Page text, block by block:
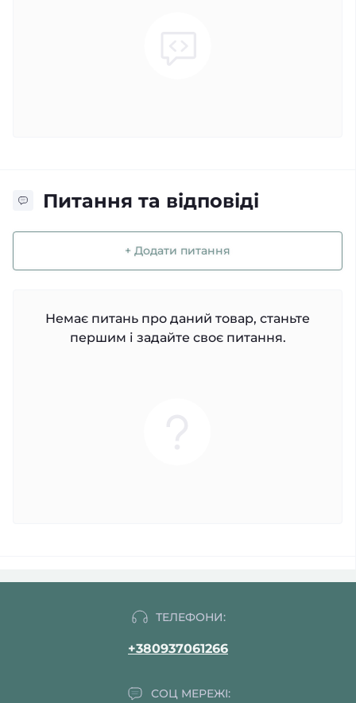
Питання та відповіді
+ Додати питання
Немає питань про даний товар, станьте
першим і задайте своє питання.
ТЕЛЕФОНИ:
+380937061266
СОЦ МЕРЕЖІ: